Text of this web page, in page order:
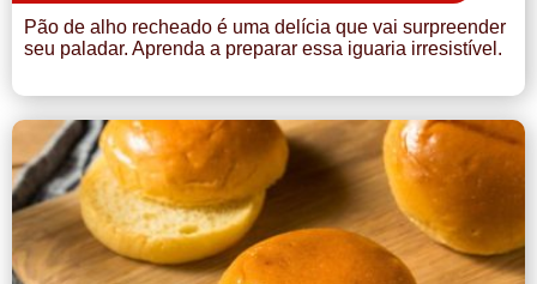
Pão de alho recheado é uma delícia que vai surpreender
seu paladar. Aprenda a preparar essa iguaria irresistível.